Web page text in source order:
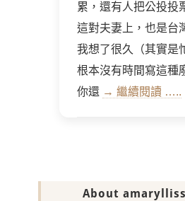
累，還有人把公投投
這對夫妻上，也是台
我想了很久（其實是
根本沒有時間寫這種
你還 → 繼續閱讀 …..
About